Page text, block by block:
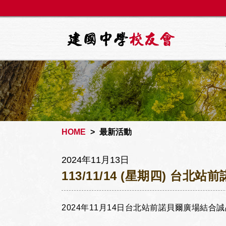
HOME 最新活動
2024年11月13日
113/11/14 (星期四) 台北站前
2024年11月14日台北站前諾貝爾廣場結合